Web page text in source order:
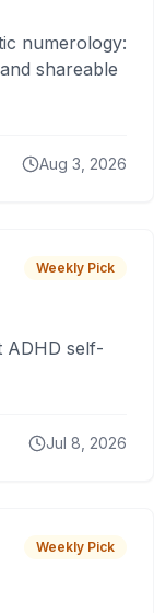
numerology:
shareable
Aug 3, 2026
Weekly Pick
ADHD self-
Jul 8, 2026
Weekly Pick